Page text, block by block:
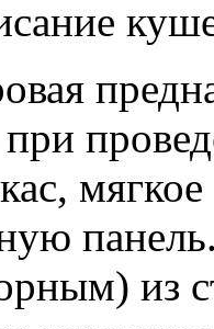
из